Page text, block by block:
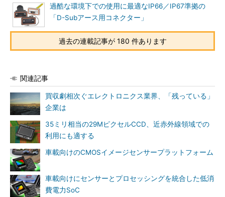
過酷な環境下での使用に最適なIP66／IP67準拠の
「D-Subアース用コネクター」
過去の連載記事が 180 件あります
関連記事
買収劇相次ぐエレクトロニクス業界、「残っている」
企業は
35ミリ相当の29MピクセルCCD、近赤外線領域での
利用にも適する
車載向けのCMOSイメージセンサープラットフォーム
車載向けにセンサーとプロセッシングを統合した低消
費電力SoC